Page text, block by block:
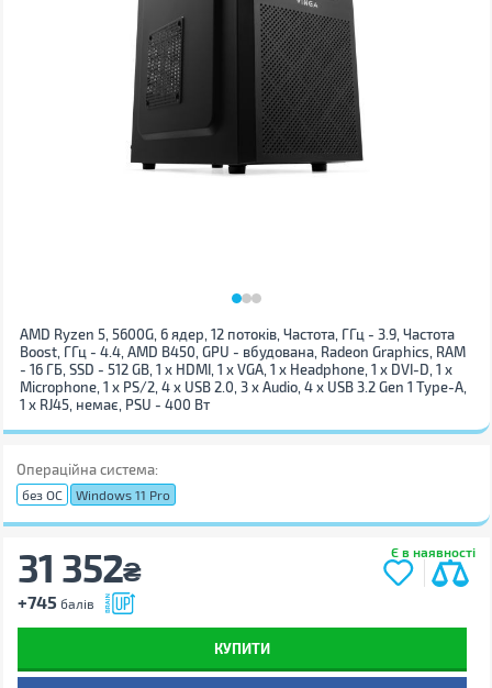
AMD Ryzen 5, 5600G, 6 ядер, 12 потоків, Частота, ГГц - 3.9, Частота
Boost, ГГц - 4.4, AMD B450, GPU - вбудована, Radeon Graphics, RAM
- 16 ГБ, SSD - 512 GB, 1 x HDMI, 1 x VGA, 1 x Нeadphone, 1 x DVI-D, 1 х
Microphone, 1 x PS/2, 4 x USB 2.0, 3 x Audio, 4 x USB 3.2 Gen 1 Type-A,
1 x RJ45, немає, PSU - 400 Вт
Операційна система:
без ОС Windows 11 Pro
31 352₴
+745 балів
Є в наявності
КУПИТИ